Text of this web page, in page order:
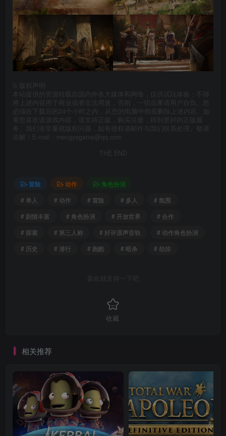
版权声明
本站提供的资源转载自国内外各大媒体和网络，仅供试玩体验；不得
将上述内容用于商业或者非法用途，否则，一切后果请用户自负。您
必须在下载后的24个小时之内，从您的电脑中彻底删除上述内容。如
果您喜欢该游戏内容，请支持正版，购买注册，得到更好的正版服
务。我们非常重视版权问题，如有侵权请邮件与我们联系处理。敬请
谅解！E-mail：mengyagame@qq.com
THE END
冒险 动作
角色扮演
# 单人
# 动作 # 冒险 # 多人
# 氛围
# 剧情丰富
# 角色扮演 # 开放世界
# 合作
# 探索
# 第三人称 # 好评原声音轨
# 动作角色扮演
# 历史
# 潜行 # 跑酷 # 暗杀 # 劫掠
喜欢就支持一下吧
收藏
相关推荐